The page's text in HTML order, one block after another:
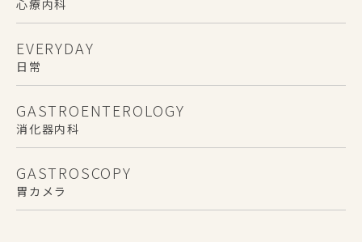
心療内科
EVERYDAY
日常
GASTROENTEROLOGY
消化器内科
GASTROSCOPY
胃カメラ